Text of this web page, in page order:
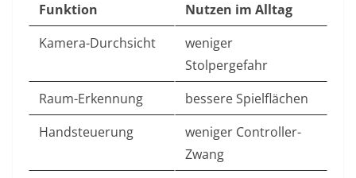
Funktion
Nutzen im Alltag
Kamera-Durchsicht
weniger
Stolpergefahr
Raum-Erkennung
bessere Spielflächen
Handsteuerung
weniger Controller-
Zwang